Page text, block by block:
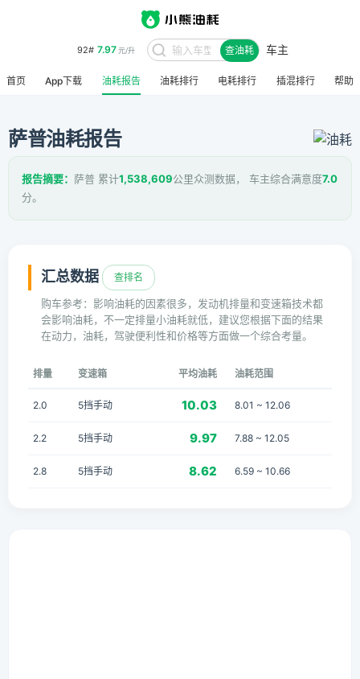
92# 7.97元/升 查油耗 车主
首页 App下载 油耗报告 油耗排行 电耗排行 插混排行 帮助
萨普油耗报告
报告摘要： 萨普 累计1,538,609公里众测数据， 车主综合满意度7.0
分。
汇总数据 查排名
购车参考：影响油耗的因素很多，发动机排量和变速箱技术都
会影响油耗，不一定排量小油耗就低，建议您根据下面的结果
在动力，油耗，驾驶便利性和价格等方面做一个综合考量。
排量 变速箱 平均油耗 油耗范围
2.0 5挡手动 10.03 8.01 ~ 12.06
2.2 5挡手动 9.97 7.88 ~ 12.05
2.8 5挡手动 8.62 6.59 ~ 10.66